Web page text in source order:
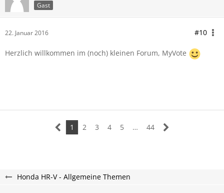
Gast
22. Januar 2016 #10
Herzlich willkommen im (noch) kleinen Forum, MyVote
1 2 3 4 5 … 44
Honda HR-V - Allgemeine Themen